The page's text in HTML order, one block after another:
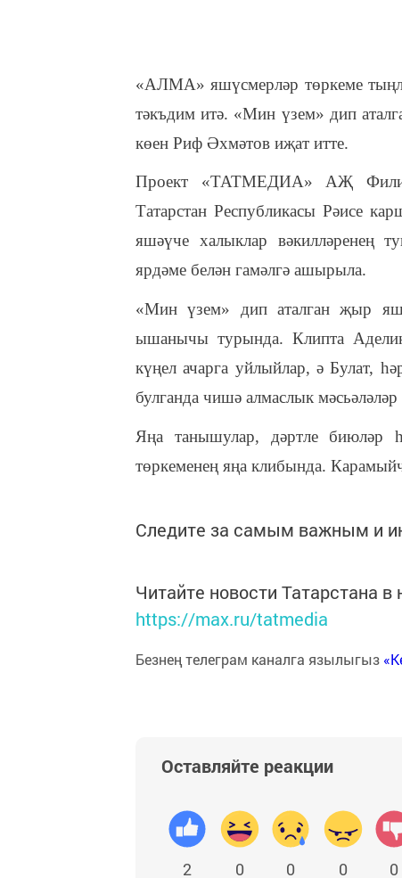
«АЛМА» яшүсмерләр төркеме
тәкъдим итә. «Мин үзем» дип
көен Риф Әхмәтов иҗат итте.
Проект «ТАТМЕДИА» АҖ
Татарстан Республикасы Рәисе
яшәүче халыклар вәкилләренең
ярдәме белән гамәлгә ашырыла.
«Мин үзем» дип аталган җыр
ышанычы турында. Клипта
күңел ачарга уйлыйлар, ә Булат,
булганда чишә алмаслык
Яңа танышулар, дәртле
төркеменең яңа клибында.
Следите за самым важным и
Читайте новости Татарстана
https://max.ru/tatmedia
Безнең телеграм каналга язылыгыз
Оставляйте реакции
2 0 0 0 0